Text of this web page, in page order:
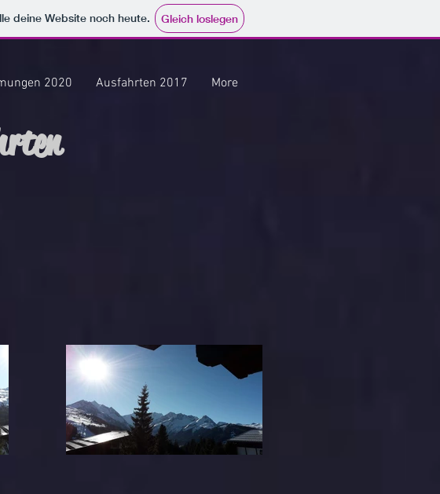
deine Website noch heute. Gleich loslegen
2020 Ausfahrten 2017 More